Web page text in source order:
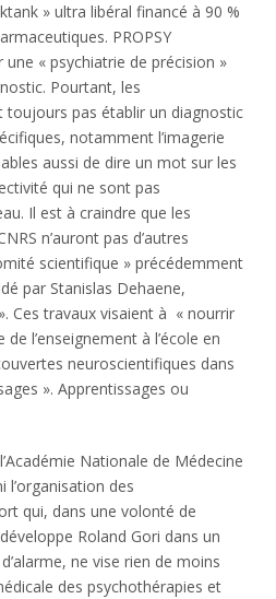
» ultra libéral financé à 90 %
PROPSY
« psychiatrie de précision »
Pourtant, les
toujours pas établir un diagnostic
notamment l’imagerie
aussi de dire un mot sur les
qui ne sont pas
Il est à craindre que les
n’auront pas d’autres
scientifique » précédemment
par Stanislas Dehaene,
Ces travaux visaient à « nourrir
l’enseignement à l’école en
neuroscientifiques dans
». Apprentissages ou
Nationale de Médecine
l’organisation des
qui, dans une volonté de
Roland Gori dans un
ne vise rien de moins
des psychothérapies et